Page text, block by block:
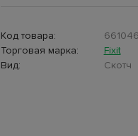
Код товара:
661046
Торговая марка:
Fixit
Вид:
Скотч